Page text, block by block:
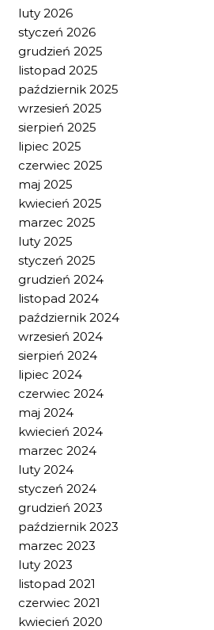
luty 2026
styczeń 2026
grudzień 2025
listopad 2025
październik 2025
wrzesień 2025
sierpień 2025
lipiec 2025
czerwiec 2025
maj 2025
kwiecień 2025
marzec 2025
luty 2025
styczeń 2025
grudzień 2024
listopad 2024
październik 2024
wrzesień 2024
sierpień 2024
lipiec 2024
czerwiec 2024
maj 2024
kwiecień 2024
marzec 2024
luty 2024
styczeń 2024
grudzień 2023
październik 2023
marzec 2023
luty 2023
listopad 2021
czerwiec 2021
kwiecień 2020